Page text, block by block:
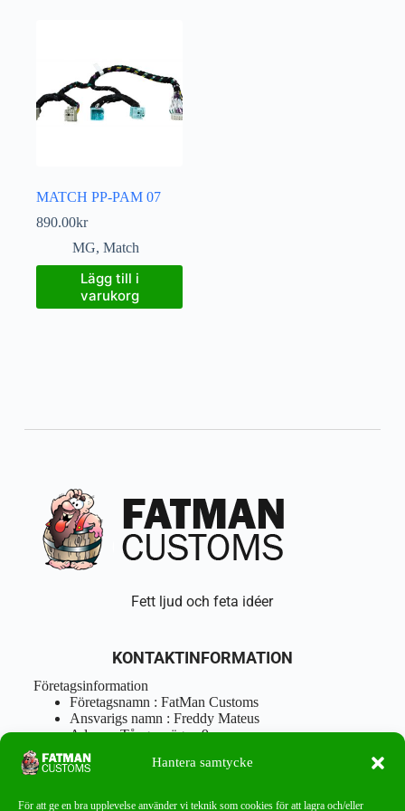
Hantera samtycke
För att ge en bra upplevelse använder vi teknik som cookies för att lagra och/eller
MATCH PP-PAM 07
890.00kr
MG, Match
Lägg till i
varukorg
Fett ljud och feta idéer
KONTAKTINFORMATION
Företagsinformation
Företagsnamn : FatMan Customs
Ansvarigs namn : Freddy Mateus
Adress : Tångenvägen 9
Postnr : 417 46 Göteborg
Tel : 0762919666
info@fatmancustoms.se